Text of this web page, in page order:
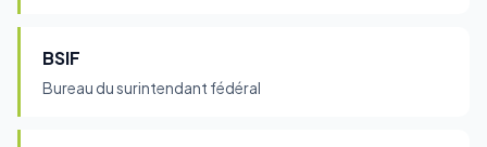
BSIF
Bureau du surintendant fédéral